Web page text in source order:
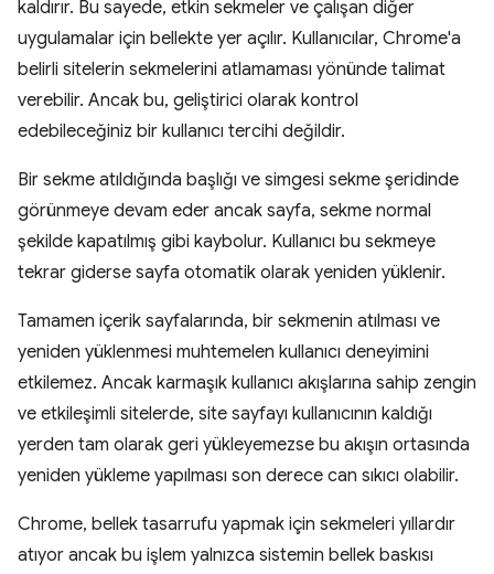
kaldırır. Bu sayede, etkin sekmeler ve çalışan diğer
uygulamalar için bellekte yer açılır. Kullanıcılar, Chrome'a
belirli sitelerin sekmelerini atlamaması yönünde talimat
verebilir. Ancak bu, geliştirici olarak kontrol
edebileceğiniz bir kullanıcı tercihi değildir.
Bir sekme atıldığında başlığı ve simgesi sekme şeridinde
görünmeye devam eder ancak sayfa, sekme normal
şekilde kapatılmış gibi kaybolur. Kullanıcı bu sekmeye
tekrar giderse sayfa otomatik olarak yeniden yüklenir.
Tamamen içerik sayfalarında, bir sekmenin atılması ve
yeniden yüklenmesi muhtemelen kullanıcı deneyimini
etkilemez. Ancak karmaşık kullanıcı akışlarına sahip zengin
ve etkileşimli sitelerde, site sayfayı kullanıcının kaldığı
yerden tam olarak geri yükleyemezse bu akışın ortasında
yeniden yükleme yapılması son derece can sıkıcı olabilir.
Chrome, bellek tasarrufu yapmak için sekmeleri yıllardır
atıyor ancak bu işlem yalnızca sistemin bellek baskısı